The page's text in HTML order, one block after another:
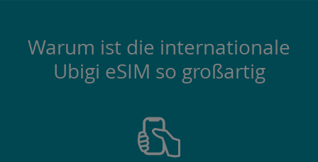
Warum ist die internationale
Ubigi eSIM so großartig